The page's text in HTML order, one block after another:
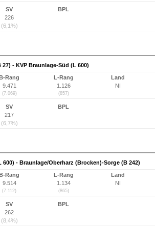
SV
226
(6,1%)
BPL
- KVP Braunlage-Süd (L 600)
B-Rang
9.471
(7.069)
L-Rang
1.126
(857)
Land
NI
SV
217
(6,7%)
BPL
600) - Braunlage/Oberharz (Brocken)-Sorge (B 242)
B-Rang
9.514
(7.112)
L-Rang
1.134
(865)
Land
NI
SV
262
(8,4%)
BPL